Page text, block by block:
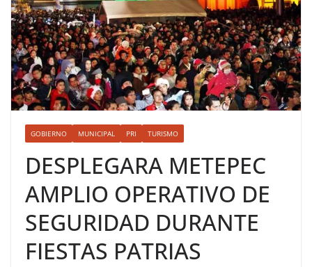
GOBIERNO MUNICIPAL PRI TURISMO
DESPLEGARA METEPEC
AMPLIO OPERATIVO DE
SEGURIDAD DURANTE
FIESTAS PATRIAS